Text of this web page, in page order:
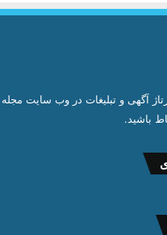
آگهی و تبلیغات در وب سایت
باشید.